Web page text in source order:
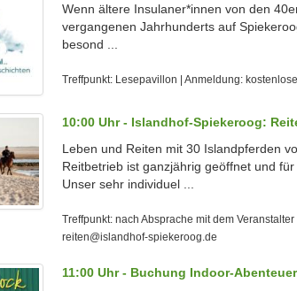
Wenn ältere Insulaner*innen von den
vergangenen Jahrhunderts auf
besond ...
Treffpunkt: Lesepavillon | Anmeldung:
10:00 Uhr - Islandhof-Spiekeroog:
Leben und Reiten mit 30 Islandpferden
Reitbetrieb ist ganzjährig geöffnet und für
Unser sehr individuel ...
Treffpunkt: nach Absprache mit dem
reiten@islandhof-spiekeroog.de
11:00 Uhr - Buchung Indoor-